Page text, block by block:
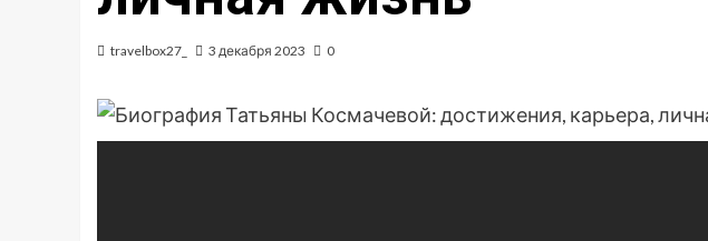
travelbox27_ 3 декабря 2023 0